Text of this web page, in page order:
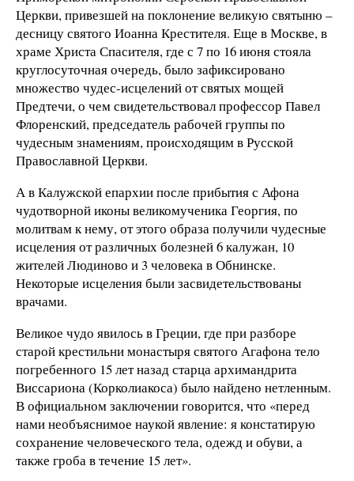
Церкви, привезшей на поклонение великую святыню –
десницу святого Иоанна Крестителя. Еще в Москве, в
храме Христа Спасителя, где с 7 по 16 июня стояла
круглосуточная очередь, было зафиксировано
множество чудес-исцелений от святых мощей
Предтечи, о чем свидетельствовал профессор Павел
Флоренский, председатель рабочей группы по
чудесным знамениям, происходящим в Русской
Православной Церкви.
А в Калужской епархии после прибытия с Афона
чудотворной иконы великомученика Георгия, по
молитвам к нему, от этого образа получили чудесные
исцеления от различных болезней 6 калужан, 10
жителей Людиново и 3 человека в Обнинске.
Некоторые исцеления были засвидетельствованы
врачами.
Великое чудо явилось в Греции, где при разборе
старой крестильни монастыря святого Агафона тело
погребенного 15 лет назад старца архимандрита
Виссариона (Корколиакоса) было найдено нетленным.
В официальном заключении говорится, что «перед
нами необъяснимое наукой явление: я констатирую
сохранение человеческого тела, одежд и обуви, а
также гроба в течение 15 лет».